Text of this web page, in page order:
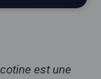
est une